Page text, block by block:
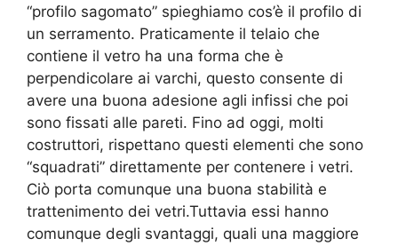
“profilo sagomato” spieghiamo cos’è il profilo di
un serramento. Praticamente il telaio che
contiene il vetro ha una forma che è
perpendicolare ai varchi, questo consente di
avere una buona adesione agli infissi che poi
sono fissati alle pareti. Fino ad oggi, molti
costruttori, rispettano questi elementi che sono
“squadrati” direttamente per contenere i vetri.
Ciò porta comunque una buona stabilità e
trattenimento dei vetri.Tuttavia essi hanno
comunque degli svantaggi, quali una maggiore